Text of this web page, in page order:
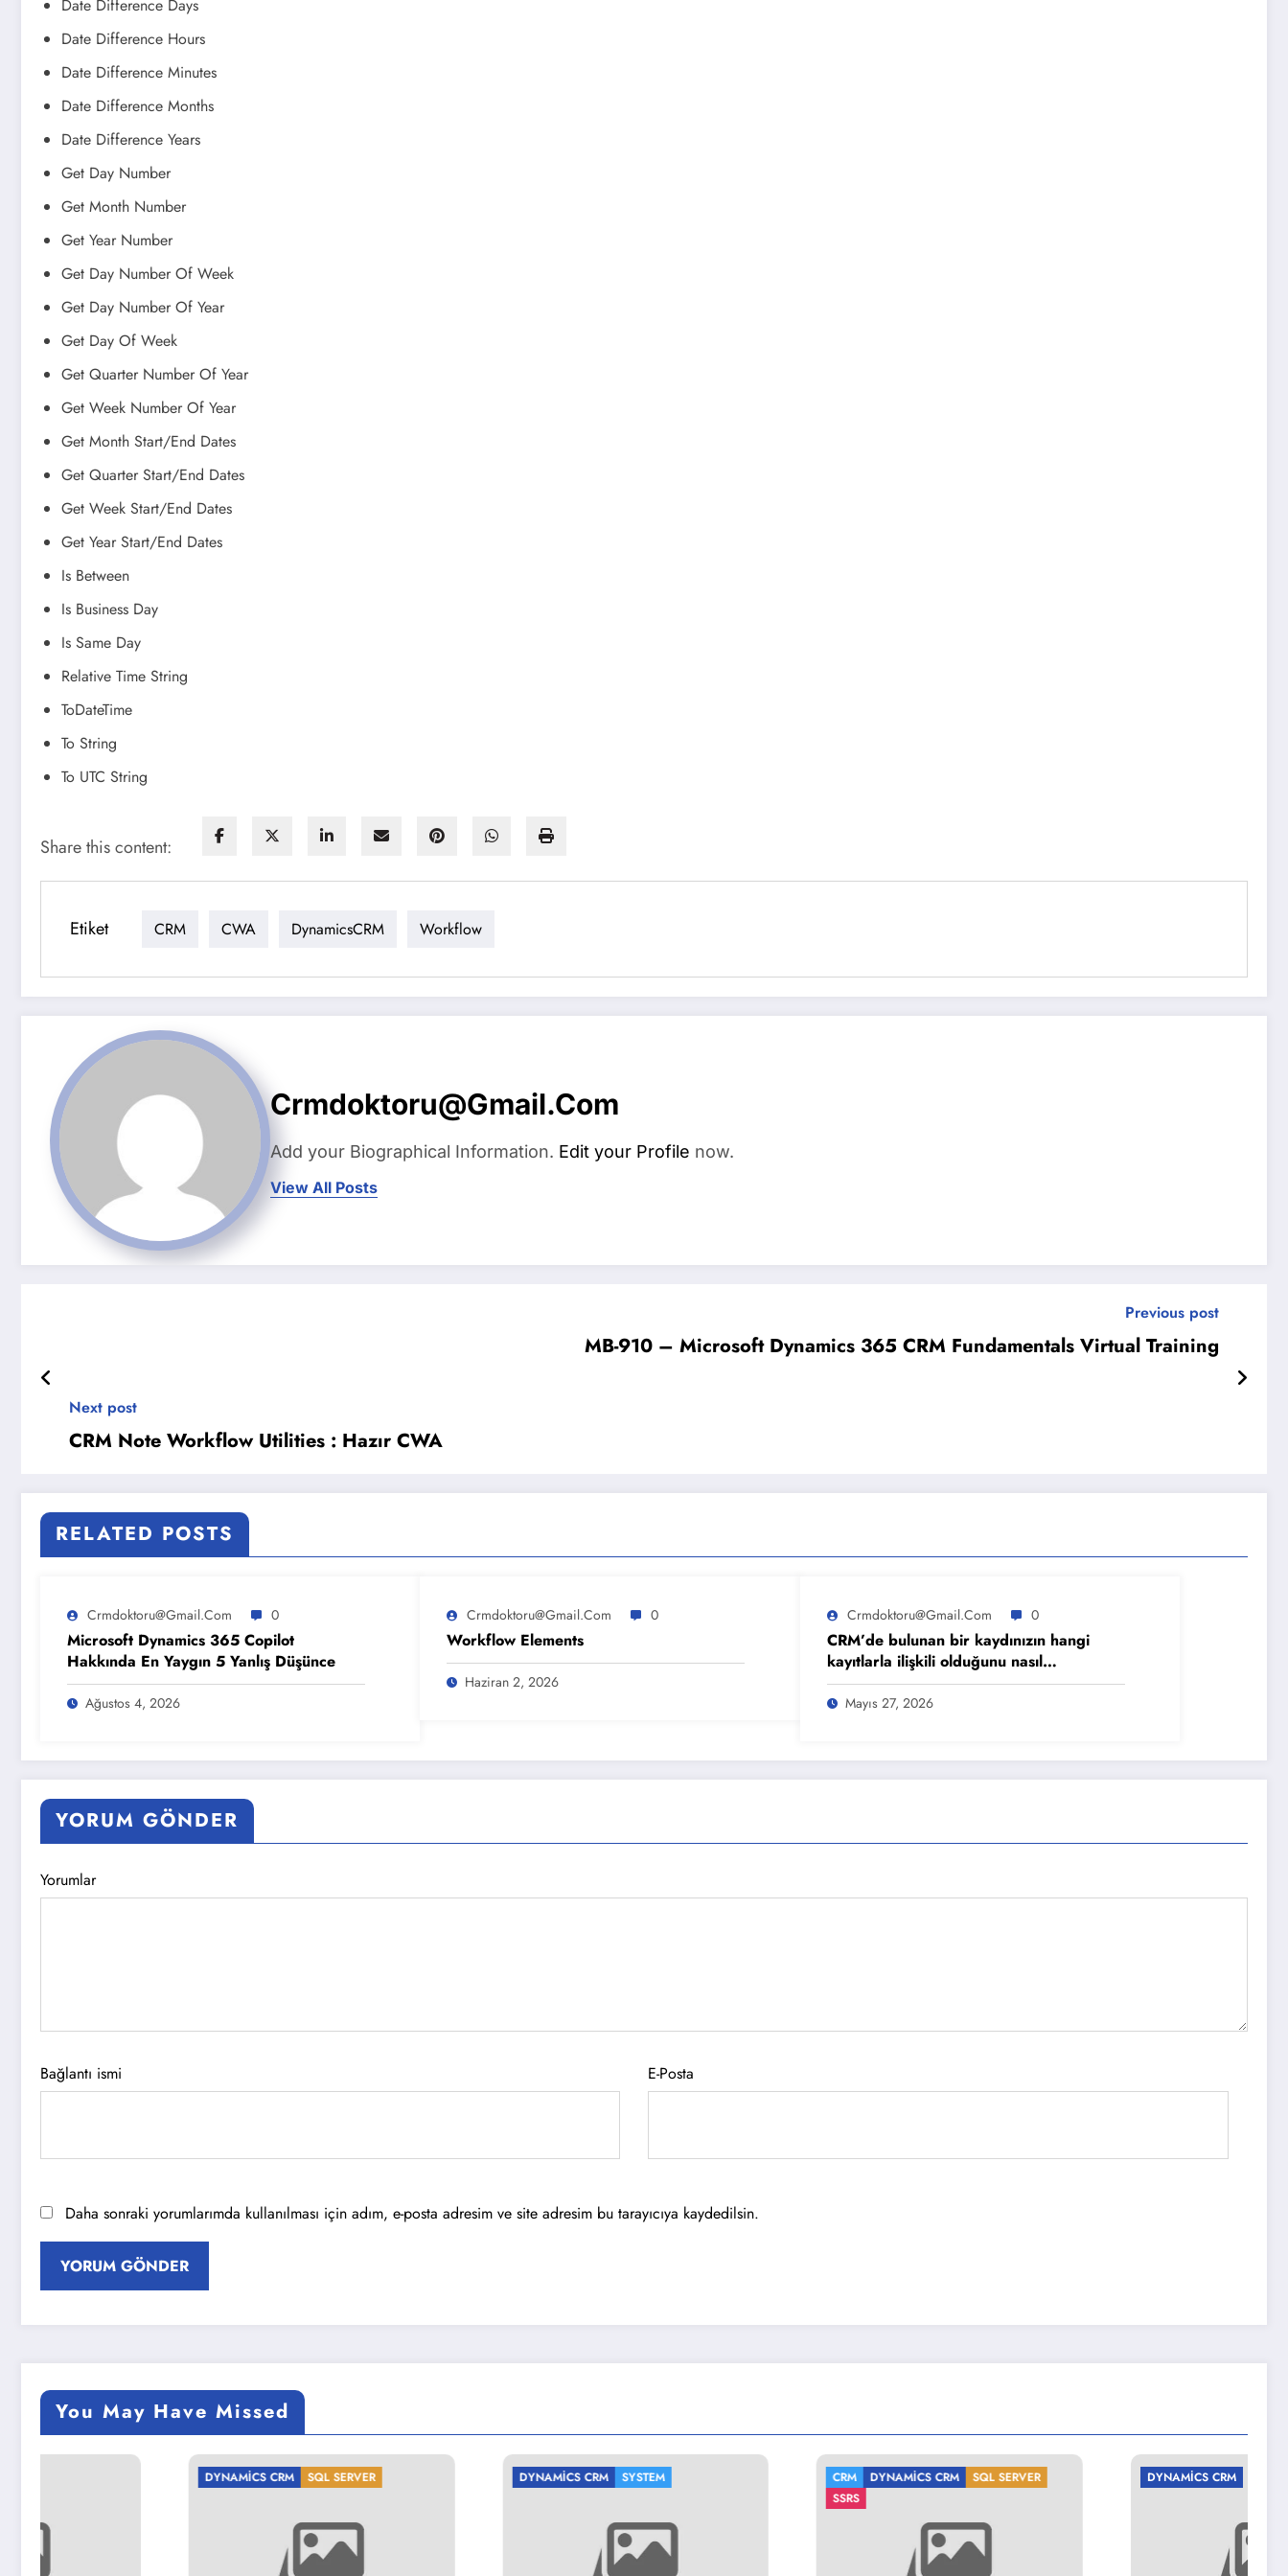
Date Difference Days
Date Difference Hours
Date Difference Minutes
Date Difference Months
Date Difference Years
Get Day Number
Get Month Number
Get Year Number
Get Day Number Of Week
Get Day Number Of Year
Get Day Of Week
Get Quarter Number Of Year
Get Week Number Of Year
Get Month Start/End Dates
Get Quarter Start/End Dates
Get Week Start/End Dates
Get Year Start/End Dates
Is Between
Is Business Day
Is Same Day
Relative Time String
ToDateTime
To String
To UTC String
Share this content:
Etiket CRM CWA DynamicsCRM Workflow
Crmdoktoru@gmail.com
Add your Biographical Information. Edit your Profile now.
View All Posts
Previous post
MB-910 – Microsoft Dynamics 365 CRM Fundamentals Virtual Training
Next post
CRM Note Workflow Utilities : Hazır CWA
RELATED POSTS
Crmdoktoru@gmail.com 0
Microsoft Dynamics 365 Copilot
Hakkında En Yaygın 5 Yanlış Düşünce
Ağustos 4, 2026
Crmdoktoru@gmail.com 0
Workflow Elements
Haziran 2, 2026
Crmdoktoru@gmail.com 0
CRM’de bulunan bir kaydınızın hangi
kayıtlarla ilişkili olduğunu nasıl
bulabiliriz?
Mayıs 27, 2026
YORUM GÖNDER
Yorumlar
Bağlantı ismi E-Posta
Daha sonraki yorumlarımda kullanılması için adım, e-posta adresim ve site adresim bu tarayıcıya kaydedilsin.
You May Have Missed
SQL SERVER DYNAMICS CRM
SQL SERVER
DYNAMICS CRM